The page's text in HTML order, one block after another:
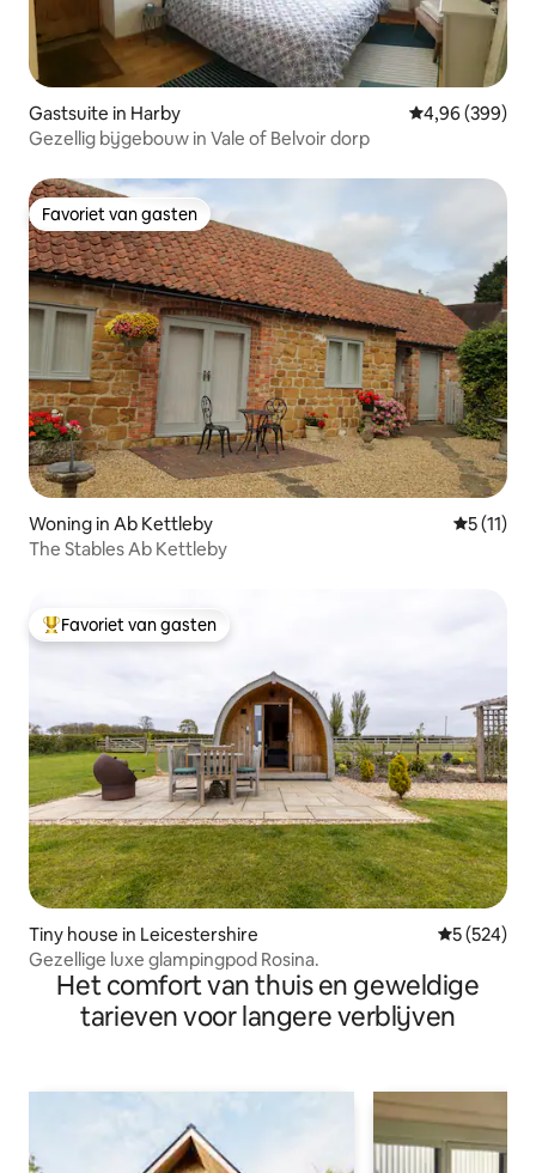
Gastsuite in Harby Gemiddelde
4,96 (399)
Gezellig bijgebouw in Vale of Belvoir dorp
Favoriet van gasten
Favoriet van gasten
Woning in Ab Kettleby
5 (11)
The Stables Ab Kettleby
Topfavoriet van gasten
Favoriet van gasten
Tiny house in Leicestershire
5 (524)
Gezellige luxe glampingpod Rosina.
Het comfort van thuis en geweldige
tarieven voor langere verblijven